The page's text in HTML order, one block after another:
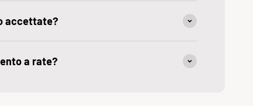
accettate?
a rate?